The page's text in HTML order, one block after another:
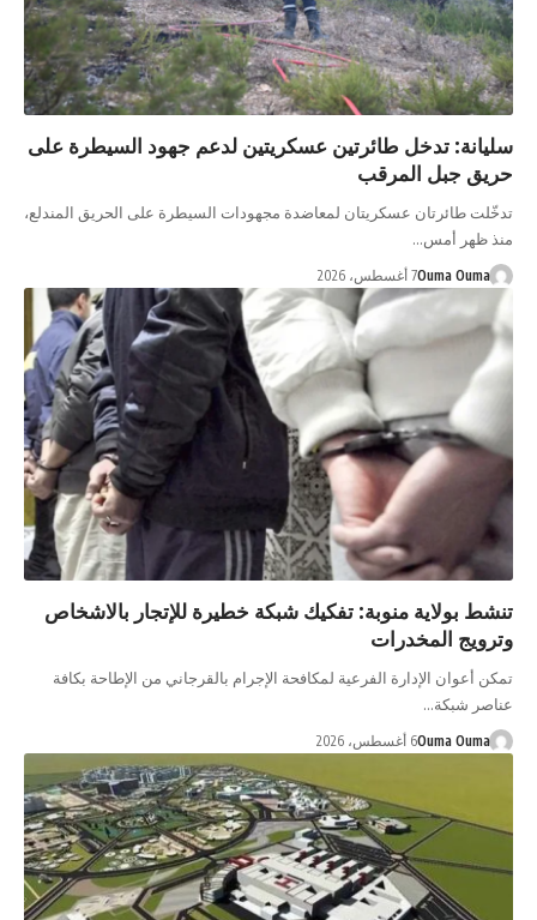
سليانة: تدخل طائرتين عسكريتين لدعم جهود السيطرة على
حريق جبل المرقب
تدخّلت طائرتان عسكريتان لمعاضدة مجهودات السيطرة على الحريق المندلع،
منذ ظهر أمس…
Ouma Ouma7 أغسطس، 2026
تنشط بولاية منوبة: تفكيك شبكة خطيرة للإتجار بالاشخاص
وترويج المخدرات
تمكن أعوان الإدارة الفرعية لمكافحة الإجرام بالقرجاني من الإطاحة بكافة
عناصر شبكة…
Ouma Ouma6 أغسطس، 2026